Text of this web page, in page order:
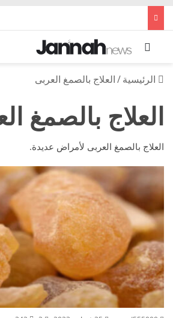
بحث عن
الرئيسية/العلاج بالصمغ العربى
العلاج بالصمغ
العلاج بالصمغ العربى لأمراض عديدة.